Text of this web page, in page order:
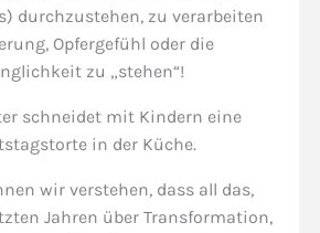
durchzustehen, zu verarbeiten
Opfergefühl oder die
zu „stehen“!
wir verstehen, dass all das,
Jahren über Transformation,